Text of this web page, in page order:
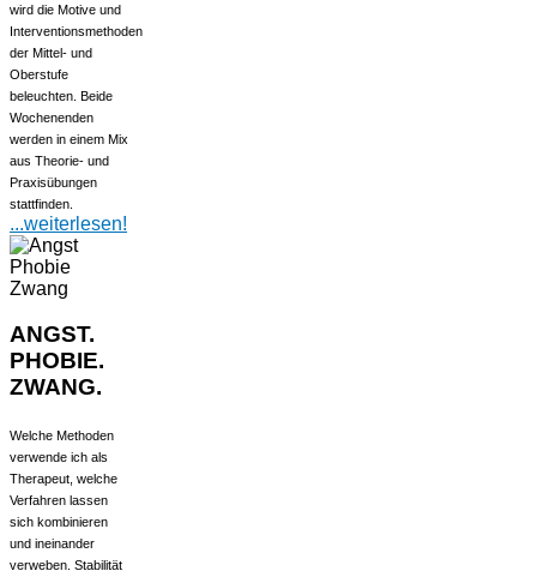
wird die Motive und
Interventionsmethoden
der Mittel- und
Oberstufe
beleuchten. Beide
Wochenenden
werden in einem Mix
aus Theorie- und
Praxisübungen
stattfinden.
...weiterlesen!
ANGST.
PHOBIE.
ZWANG.
Welche Methoden
verwende ich als
Therapeut, welche
Verfahren lassen
sich kombinieren
und ineinander
verweben. Stabilität